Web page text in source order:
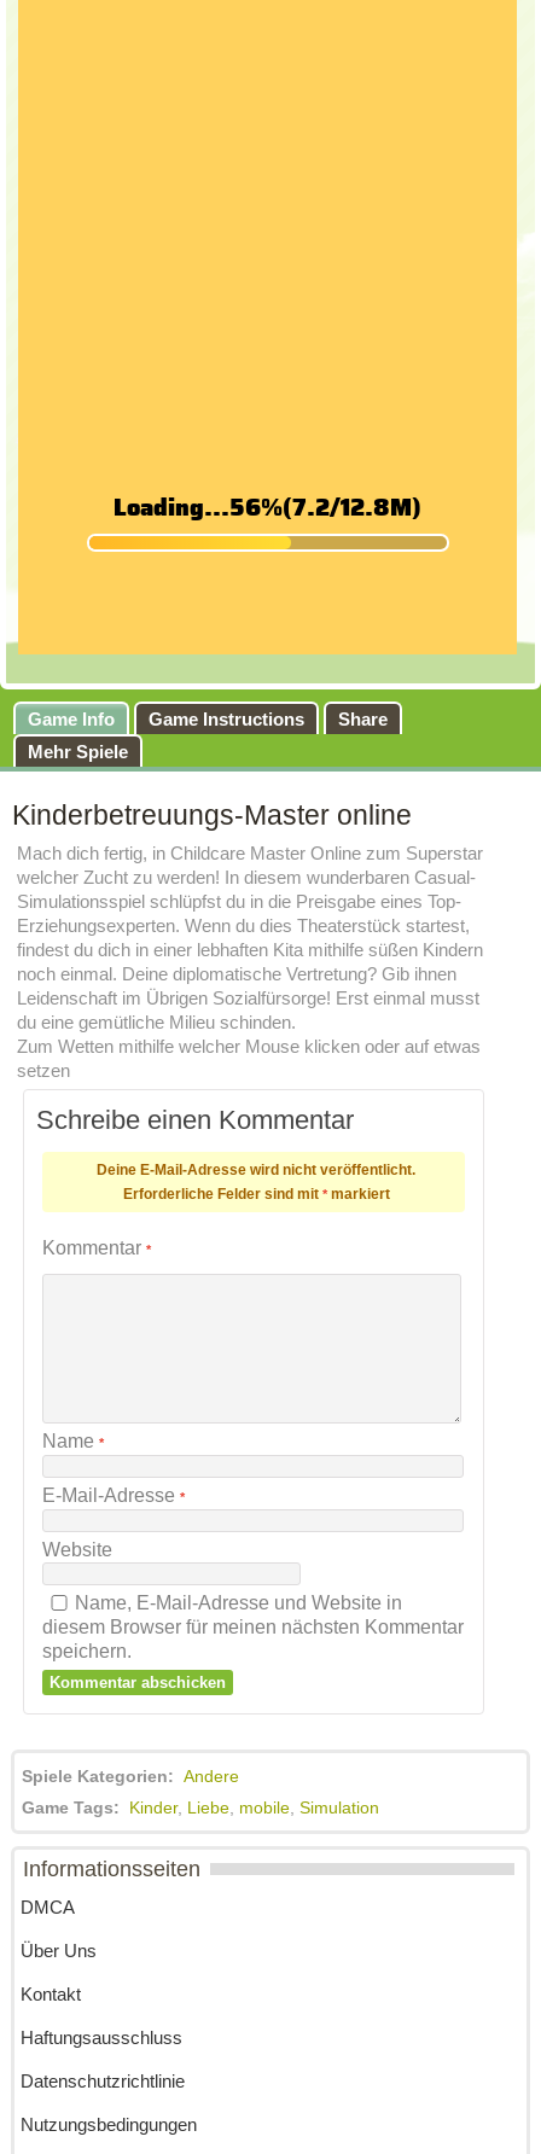
Game Info Game Instructions
Share
Mehr Spiele
Kinderbetreuungs-Master online
Mach dich fertig, in Childcare Master Online zum Superstar
welcher Zucht zu werden! In diesem wunderbaren Casual-
Simulationsspiel schlüpfst du in die Preisgabe eines Top-
Erziehungsexperten. Wenn du dies Theaterstück startest,
findest du dich in einer lebhaften Kita mithilfe süßen Kindern
noch einmal. Deine diplomatische Vertretung? Gib ihnen
Leidenschaft im Übrigen Sozialfürsorge! Erst einmal musst
du eine gemütliche Milieu schinden.
Zum Wetten mithilfe welcher Mouse klicken oder auf etwas
setzen
Schreibe einen Kommentar
Deine E-Mail-Adresse wird nicht veröffentlicht.
Erforderliche Felder sind mit *markiert
Kommentar *
Name *
E-Mail-Adresse *
Website
Name, E-Mail-Adresse und Website in
diesem Browser für meinen nächsten Kommentar
speichern.
Spiele Kategorien: Andere
Game Tags: Kinder, Liebe, mobile, Simulation
Informationsseiten
DMCA
Über Uns
Kontakt
Haftungsausschluss
Datenschutzrichtlinie
Nutzungsbedingungen